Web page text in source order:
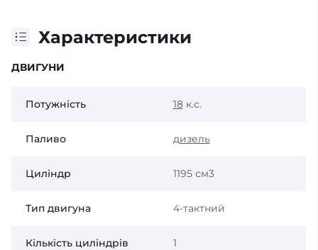
Характеристики
ДВИГУНИ
Потужність 18к.с.
Паливо дизель
Циліндр 1195 см3
Тип двигуна 4-тактний
Кількість циліндрів 1